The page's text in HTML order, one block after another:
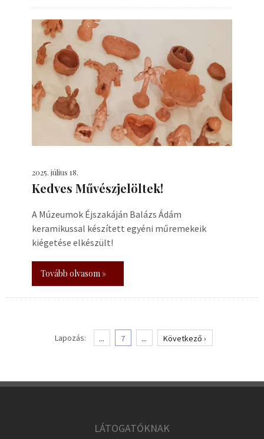
2025. július 18.
Kedves Művészjelöltek!
A Múzeumok Éjszakáján Balázs Ádám
keramikussal készített egyéni műremekeik
kiégetése elkészült!
Tovább olvasom »
Lapozás: ... 7 ... Következő ›
LÁTOGATÓKNAK